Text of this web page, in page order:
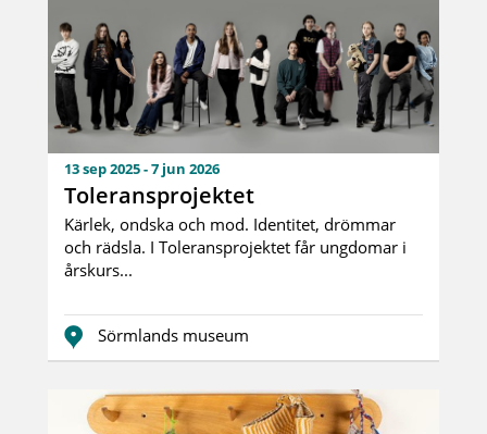
13 sep 2025 - 7 jun 2026
Toleransprojektet
Kärlek, ondska och mod. Identitet, drömmar
och rädsla. I Toleransprojektet får ungdomar i
årskurs...
Sörmlands museum